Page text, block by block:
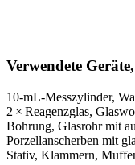
Verwendete
10‑mL‑Messzylinder,
2 × Reagenzglas,
Bohrung, Glasrohr mit
Porzellanscherben mit
Stativ, Klammern,